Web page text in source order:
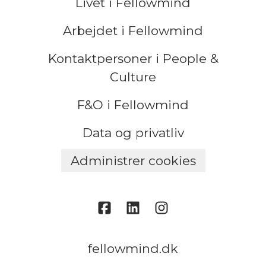
Arbejdet i Fellowmind
Kontaktpersoner i People &
Culture
F&O i Fellowmind
Data og privatliv
Administrer cookies
fellowmind.dk